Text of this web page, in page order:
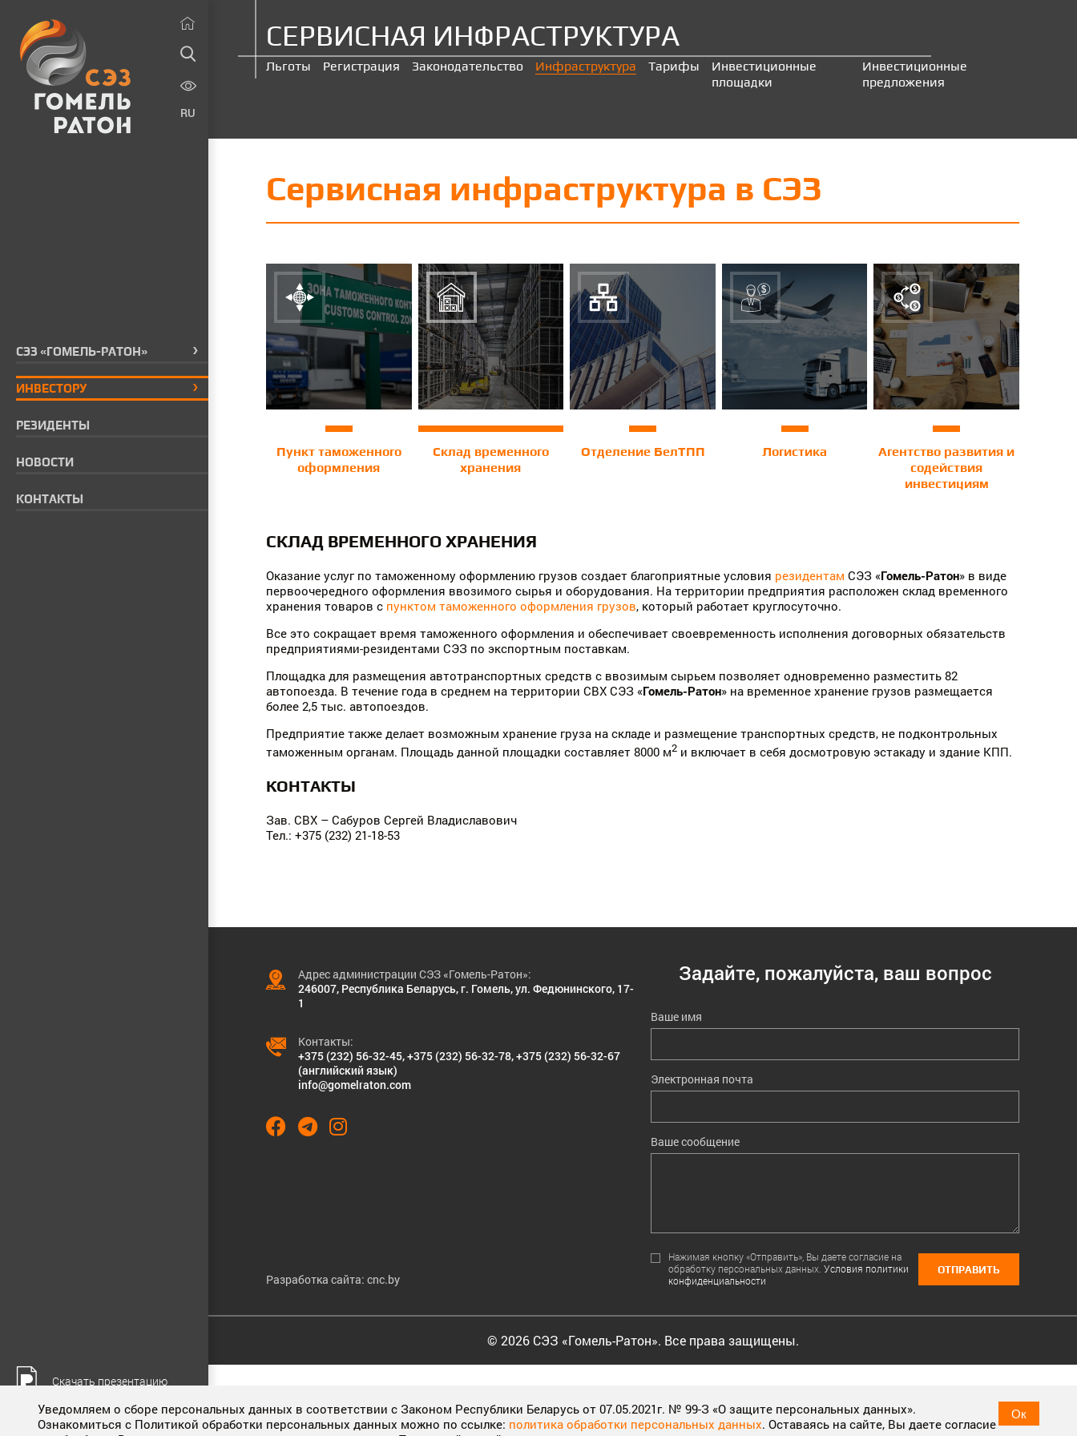
RU
СЭЗ «ГОМЕЛЬ-РАТОН»
ИНВЕСТОРУ
РЕЗИДЕНТЫ
НОВОСТИ
КОНТАКТЫ
Скачать презентацию
Смотреть видеофильм
СЕРВИСНАЯ ИНФРАСТРУКТУРА
Льготы Регистрация Законодательство Инфраструктура Тарифы
Инвестиционные
площадки
Инвестиционные
предложения
Сервисная инфраструктура в СЭЗ
Пункт таможенного
оформления
Склад временного
хранения
Отделение БелТПП Логистика
Агентство развития и
содействия
инвестициям
СКЛАД ВРЕМЕННОГО ХРАНЕНИЯ
Оказание услуг по таможенному оформлению грузов создает благоприятные условия резидентам СЭЗ «Гомель-Ратон» в виде
первоочередного оформления ввозимого сырья и оборудования. На территории предприятия расположен склад временного
хранения товаров с пунктом таможенного оформления грузов, который работает круглосуточно.
Все это сокращает время таможенного оформления и обеспечивает своевременность исполнения договорных обязательств
предприятиями-резидентами СЭЗ по экспортным поставкам.
Площадка для размещения автотранспортных средств с ввозимым сырьем позволяет одновременно разместить 82
автопоезда. В течение года в среднем на территории СВХ СЭЗ «Гомель-Ратон» на временное хранение грузов размещается
более 2,5 тыс. автопоездов.
Предприятие также делает возможным хранение груза на складе и размещение транспортных средств, не подконтрольных
таможенным органам. Площадь данной площадки составляет 8000 м2 и включает в себя досмотровую эстакаду и здание КПП.
КОНТАКТЫ
Зав. СВХ – Сабуров Сергей Владиславович
Тел.: +375 (232) 21-18-53
Уведомляем о сборе персональных данных в соответствии с Законом Республики Беларусь от 07.05.2021г. № 99-З «О защите персональных данных».
Ознакомиться с Политикой обработки персональных данных можно по ссылке: политика обработки персональных данных. Оставаясь на сайте, Вы даете согласие
Ок
Адрес администрации СЭЗ «Гомель-Ратон»:
246007, Республика Беларусь, г. Гомель, ул. Федюнинского, 17-
1
Контакты:
+375 (232) 56-32-45,+375 (232) 56-32-78,+375 (232) 56-32-67
(английский язык)
info@gomelraton.com
Разработка сайта: cnc.by
Задайте, пожалуйста, ваш вопрос
Ваше имя
Электронная почта
Ваше сообщение
Нажимая кнопку «Отправить», Вы даете согласие на
обработку персональных данных. Условия политики
конфиденциальности
ОТПРАВИТЬ
© 2026 СЭЗ «Гомель-Ратон». Все права защищены.
Cookies & Privacy
Cookies enable you to use shopping carts and to personalize your experience on our sites, tell us which parts of our websites people have visited, help us measure the effectiveness of ads and
web searches, and give us insights into user behavior so we can improve our communications and products.More information